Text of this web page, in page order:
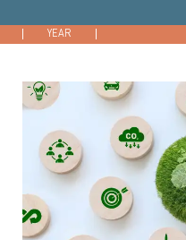
YEAR